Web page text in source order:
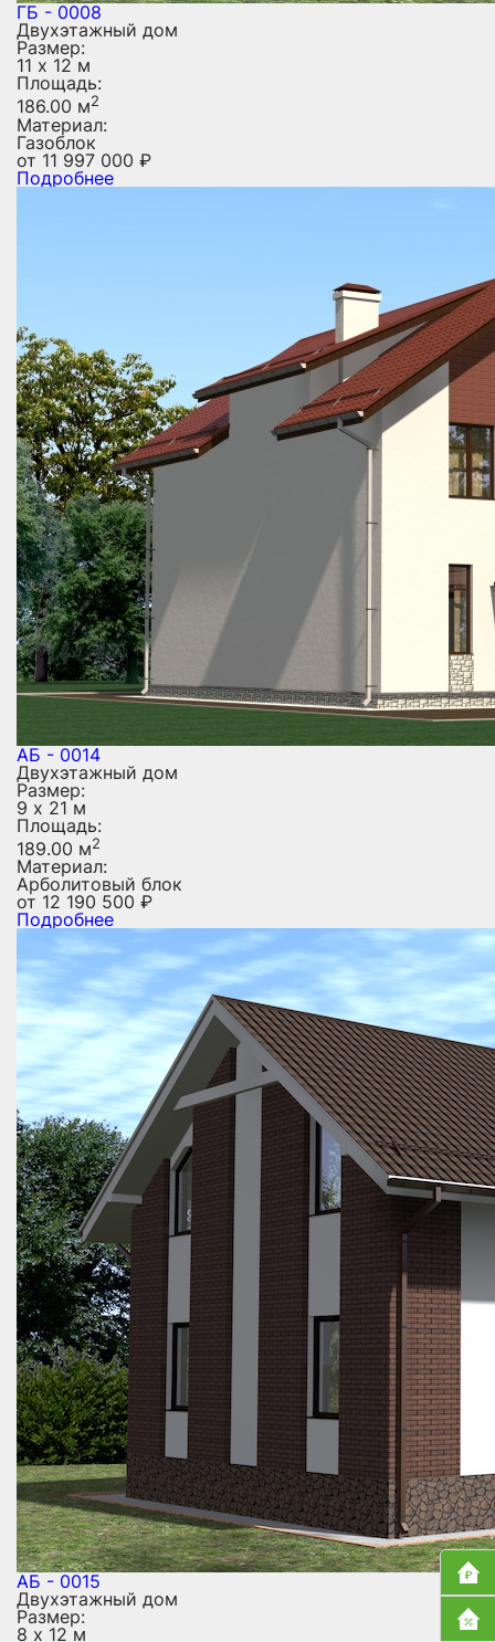
ГБ - 0008
Двухэтажный дом
Размер:
11 х 12 м
Площадь:
186.00 м2
Материал:
Газоблок
от 11 997 000 ₽
Подробнее
АБ - 0014
Двухэтажный дом
Размер:
9 х 21 м
Площадь:
189.00 м2
Материал:
Арболитовый блок
от 12 190 500 ₽
Подробнее
АБ - 0015
Двухэтажный дом
Размер:
8 х 12 м